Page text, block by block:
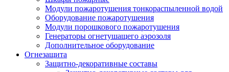
Модули пожаротушения тонкораспыленной водой
Оборудование пожаротушения
Модули порошкового пожаротушения
Генераторы огнетушащего аэрозоля
Дополнительное оборудование
Огнезащита
Защитно-декоративные составы